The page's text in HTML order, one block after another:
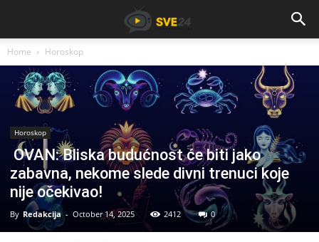
Home Horoskop
Horoskop
OVAN: Bliska budućnost će biti jako
zabavna, nekome slede divni trenuci koje
nije očekivao!
By Redakcija - October 14, 2025 2412 0